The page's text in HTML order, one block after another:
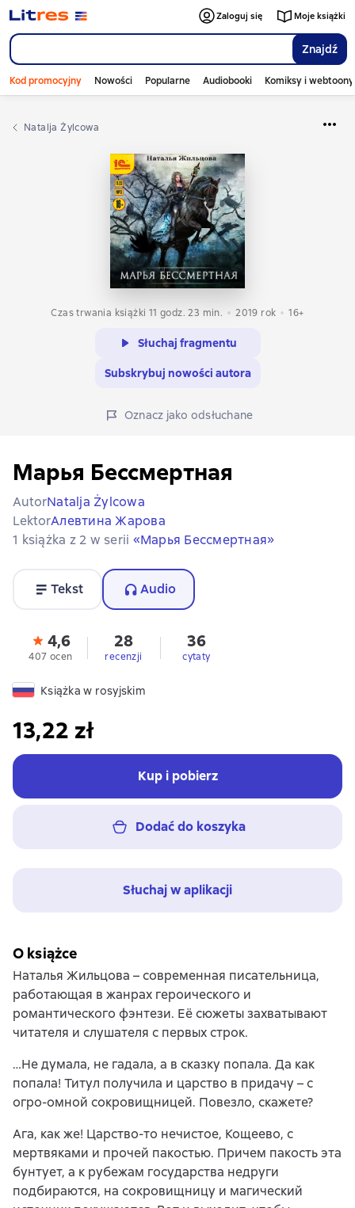
Znajdź
Zaloguj się Moje książki
Kod promocyjny Nowości Popularne Audiobooki Komiksy i webtoony
Natalja Żylcowa
Czas trwania książki 11 godz. 23 min. 2019 rok 16+
Słuchaj fragmentu
Subskrybuj nowości autora
Oznacz jako odsłuchane
Марья Бессмертная
AutorNatalja Żylcowa
LektorАлевтина Жарова
1 książka z 2 w serii «Марья Бессмертная»
Tekst Audio
4,6
407 ocen
28
recenzji
36
cytaty
Książka w rosyjskim
13,22 zł
Kup i pobierz
Dodać do koszyka
Słuchaj w aplikacji
O książce
Наталья Жильцова – современная писательница,
работающая в жанрах героического и
романтического фэнтези. Её сюжеты захватывают
читателя и слушателя с первых строк.
…Не думала, не гадала, а в сказку попала. Да как
попала! Титул получила и царство в придачу – с
огро-омной сокровищницей. Повезло, скажете?
Ага, как же! Царство-то нечистое, Кощеево, с
мертвяками и прочей пакостью. Причем пакость эта
бунтует, а к рубежам государства недруги
подбираются, на сокровищницу и магический